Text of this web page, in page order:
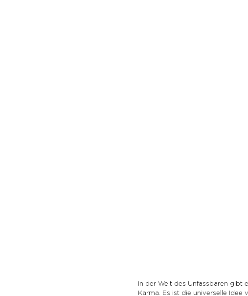
In der Welt des Unfassbaren gibt
Karma. Es ist die universelle Idee